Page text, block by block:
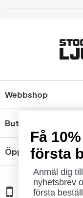
Webbshop
Butik
Öppettider
08 - 654 29 00
Få
första
Anmäl dig
nyhetsbrev
första